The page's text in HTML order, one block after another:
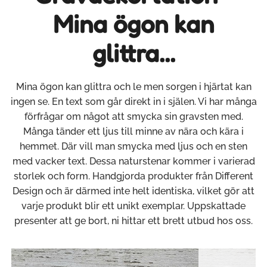
Mina ögon kan
glittra...
Mina ögon kan glittra och le men sorgen i hjärtat kan
ingen se. En text som går direkt in i själen. Vi har många
förfrågar om något att smycka sin gravsten med.
Många tänder ett ljus till minne av nära och kära i
hemmet. Där vill man smycka med ljus och en sten
med vacker text. Dessa naturstenar kommer i varierad
storlek och form. Handgjorda produkter från Different
Design och är därmed inte helt identiska, vilket gör att
varje produkt blir ett unikt exemplar. Uppskattade
presenter att ge bort, ni hittar ett brett utbud hos oss.